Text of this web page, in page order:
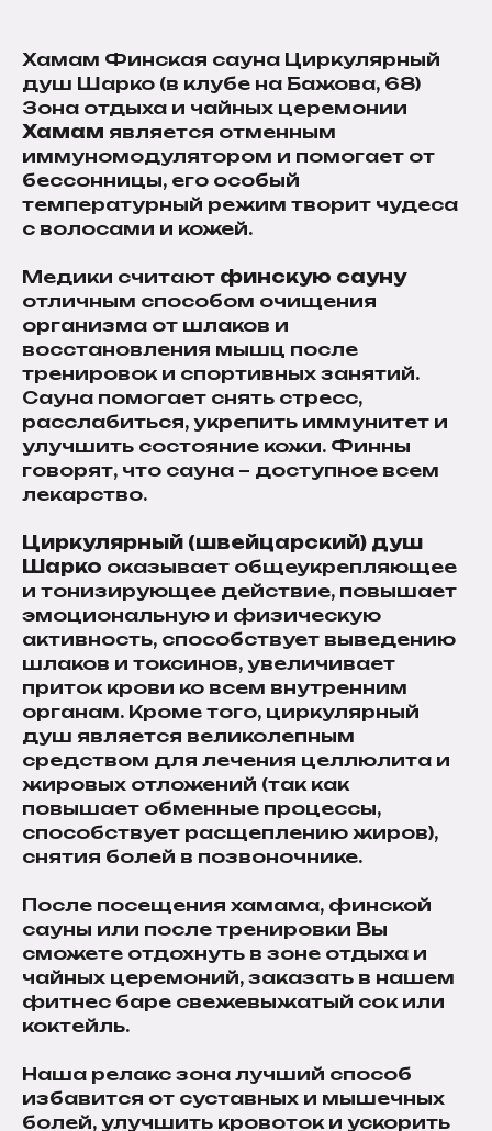
Хамам Финская сауна Циркулярный
душ Шарко (в клубе на Бажова, 68)
Зона отдыха и чайных церемонии
Хамам является отменным
иммуномодулятором и помогает от
бессонницы, его особый
температурный режим творит чудеса
с волосами и кожей.
Медики считают финскую сауну
отличным способом очищения
организма от шлаков и
восстановления мышц после
тренировок и спортивных занятий.
Сауна помогает снять стресс,
расслабиться, укрепить иммунитет и
улучшить состояние кожи. Финны
говорят, что сауна – доступное всем
лекарство.
Циркулярный (швейцарский) душ
Шарко оказывает общеукрепляющее
и тонизирующее действие, повышает
эмоциональную и физическую
активность, способствует выведению
шлаков и токсинов, увеличивает
приток крови ко всем внутренним
органам. Кроме того, циркулярный
душ является великолепным
средством для лечения целлюлита и
жировых отложений (так как
повышает обменные процессы,
способствует расщеплению жиров),
снятия болей в позвоночнике.
После посещения хамама, финской
сауны или после тренировки Вы
сможете отдохнуть в зоне отдыха и
чайных церемоний, заказать в нашем
фитнес баре свежевыжатый сок или
коктейль.
Наша релакс зона лучший способ
избавится от суставных и мышечных
болей, улучшить кровоток и ускорить